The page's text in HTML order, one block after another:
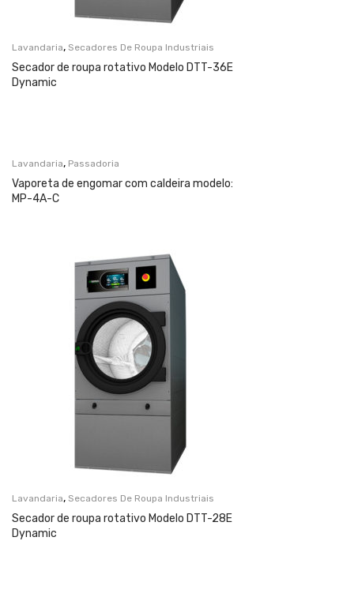
Lavandaria, Secadores De Roupa Industriais
Secador de roupa rotativo Modelo DTT-36E
Dynamic
Lavandaria, Passadoria
Vaporeta de engomar com caldeira modelo:
MP-4A-C
Lavandaria, Secadores De Roupa Industriais
Secador de roupa rotativo Modelo DTT-28E
Dynamic